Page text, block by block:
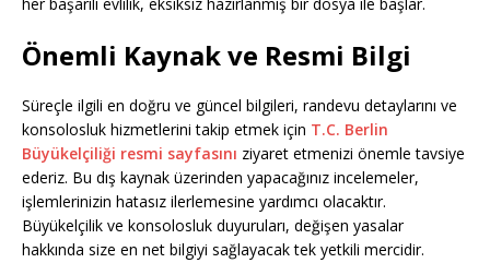
Önemli Kaynak ve Resmi Bilgi
Süreçle ilgili en doğru ve güncel bilgileri, randevu detaylarını ve
konsolosluk hizmetlerini takip etmek için T.C. Berlin
Büyükelçiliği resmi sayfasını ziyaret etmenizi önemle tavsiye
ederiz. Bu dış kaynak üzerinden yapacağınız incelemeler,
işlemlerinizin hatasız ilerlemesine yardımcı olacaktır.
Büyükelçilik ve konsolosluk duyuruları, değişen yasalar
hakkında size en net bilgiyi sağlayacak tek yetkili mercidir.